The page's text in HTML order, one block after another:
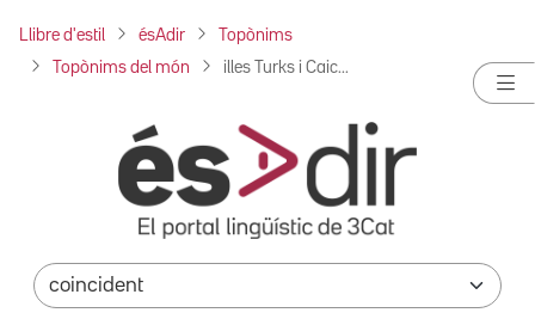
Llibre d'estil ésAdir Topònims
Topònims del món illes Turks i Caic...